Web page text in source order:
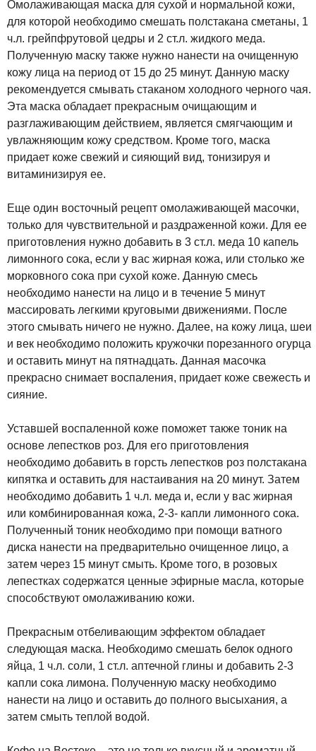
Омолаживающая маска для сухой и нормальной кожи,
для которой необходимо смешать полстакана сметаны, 1
ч.л. грейпфрутовой цедры и 2 ст.л. жидкого меда.
Полученную маску также нужно нанести на очищенную
кожу лица на период от 15 до 25 минут. Данную маску
рекомендуется смывать стаканом холодного черного чая.
Эта маска обладает прекрасным очищающим и
разглаживающим действием, является смягчающим и
увлажняющим кожу средством. Кроме того, маска
придает коже свежий и сияющий вид, тонизируя и
витаминизируя ее.
Еще один восточный рецепт омолаживающей масочки,
только для чувствительной и раздраженной кожи. Для ее
приготовления нужно добавить в 3 ст.л. меда 10 капель
лимонного сока, если у вас жирная кожа, или столько же
морковного сока при сухой коже. Данную смесь
необходимо нанести на лицо и в течение 5 минут
массировать легкими круговыми движениями. После
этого смывать ничего не нужно. Далее, на кожу лица, шеи
и век необходимо положить кружочки порезанного огурца
и оставить минут на пятнадцать. Данная масочка
прекрасно снимает воспаления, придает коже свежесть и
сияние.
Уставшей воспаленной коже поможет также тоник на
основе лепестков роз. Для его приготовления
необходимо добавить в горсть лепестков роз полстакана
кипятка и оставить для настаивания на 20 минут. Затем
необходимо добавить 1 ч.л. меда и, если у вас жирная
или комбинированная кожа, 2-3- капли лимонного сока.
Полученный тоник необходимо при помощи ватного
диска нанести на предварительно очищенное лицо, а
затем через 15 минут смыть. Кроме того, в розовых
лепестках содержатся ценные эфирные масла, которые
способствуют омолаживанию кожи.
Прекрасным отбеливающим эффектом обладает
следующая маска. Необходимо смешать белок одного
яйца, 1 ч.л. соли, 1 ст.л. аптечной глины и добавить 2-3
капли сока лимона. Полученную маску необходимо
нанести на лицо и оставить до полного высыхания, а
затем смыть теплой водой.